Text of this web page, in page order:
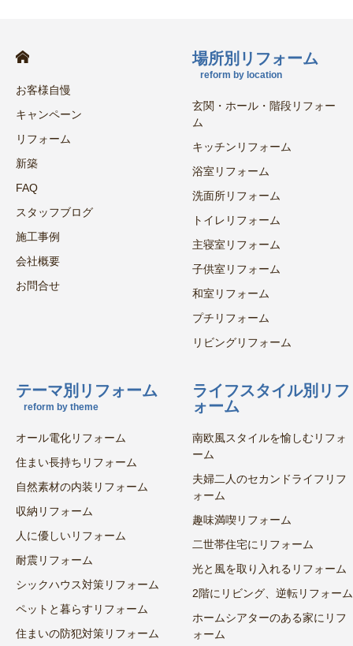
お客様自慢
キャンペーン
リフォーム
新築
FAQ
スタッフブログ
施工事例
会社概要
お問合せ
場所別リフォーム
reform by location
玄関・ホール・階段リフォー
ム
キッチンリフォーム
浴室リフォーム
洗面所リフォーム
トイレリフォーム
主寝室リフォーム
子供室リフォーム
和室リフォーム
プチリフォーム
リビングリフォーム
テーマ別リフォーム
reform by theme
オール電化リフォーム
住まい長持ちリフォーム
自然素材の内装リフォーム
収納リフォーム
人に優しいリフォーム
耐震リフォーム
シックハウス対策リフォーム
ペットと暮らすリフォーム
住まいの防犯対策リフォーム
ライフスタイル別リフ
ォーム
南欧風スタイルを愉しむリフォ
ーム
夫婦二人のセカンドライフリフ
ォーム
趣味満喫リフォーム
二世帯住宅にリフォーム
光と風を取り入れるリフォーム
2階にリビング、逆転リフォーム
ホームシアターのある家にリフ
ォーム